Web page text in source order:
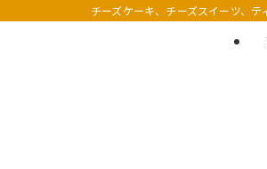
チーズケーキ、チーズスイーツ、